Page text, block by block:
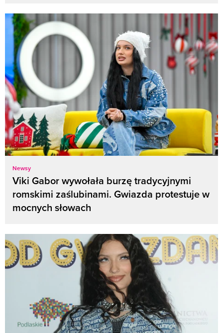
Newsy
Viki Gabor wywołała burzę tradycyjnymi
romskimi zaślubinami. Gwiazda protestuje w
mocnych słowach